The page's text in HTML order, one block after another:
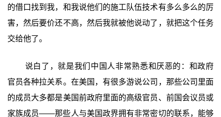
的借口找到我，和我说他们的施工队伍技术有多么多么的厉
害，然后要价还不高，然后我就被他说动了，就把这个任务
交给他了。
说白了，就是我们中国人非常熟悉和厌恶的：和政府
官员各种拉关系。在美国，有很多游说公司，那些公司里面
的成员大多都是美国前政府里面的高级官员、前国会议员或
家族成员——那些人与美国政界拥有非常密切的联系，能够